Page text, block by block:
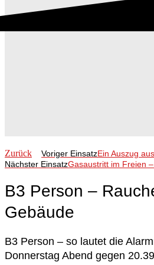
Zurück Voriger EinsatzEin Auszug
Nächster EinsatzGasaustritt im Freien –
B3 Person –
Gebäude
B3 Person – so lautet die
Donnerstag Abend gegen